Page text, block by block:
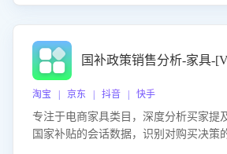
国补政策销售分析-家具-
淘宝 | 京东 | 抖音 | 快手
专注于电商家具类目，深度分析买家提
国家补贴的会话数据，识别对购买决策